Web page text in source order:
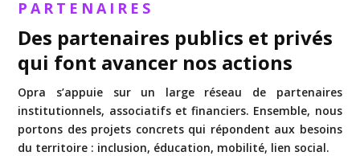
PARTENAIRES
Des partenaires publics et privés
qui font avancer nos actions
Opra s’appuie sur un large réseau de partenaires
institutionnels, associatifs et financiers. Ensemble, nous
portons des projets concrets qui répondent aux besoins
du territoire : inclusion, éducation, mobilité, lien social.